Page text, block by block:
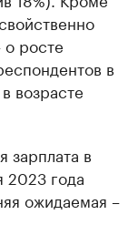
о росте
в
возрасте
зарплата в
2023 года
ожидаемая –